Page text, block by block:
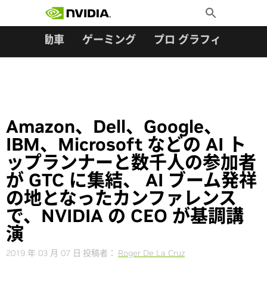
Toggle
Search
自動車 ゲーミング プロ グラフィックス
Amazon、Dell、Google、
IBM、Microsoft などの AI ト
ップランナーと数千人の参加者
が GTC に集結、 AI ブーム発祥
の地となったカンファレンス
で、NVIDIA の CEO が基調講
演
2019 年 03 月 07 日 投稿者： Roger De La Cruz